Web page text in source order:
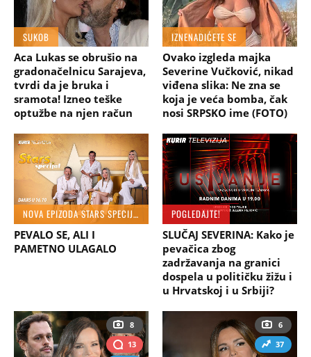
SUKOB
Aca Lukas se obrušio na
gradonačelnicu Sarajeva,
tvrdi da je bruka i
sramota! Izneo teške
optužbe na njen račun
IZNENADIĆETE SE
Ovako izgleda majka
Severine Vučković, nikad
viđena slika: Ne zna se
koja je veća bomba, čak
nosi SRPSKO ime (FOTO)
NOVA EPIZODA STARS SPECIJALA DANAS OD 16.10 Č. NA KURIR TELEVIZIJI
PEVALO SE, ALI I
PAMETNO ULAGALO
POGLEDAJTE!
SLUČAJ SEVERINA: Kako je
pevačica zbog
zadržavanja na granici
dospela u političku žižu i
u Hrvatskoj i u Srbiji?
8
13
6
37